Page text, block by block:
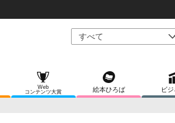
Web
コンテンツ大賞
絵本ひろば ビ